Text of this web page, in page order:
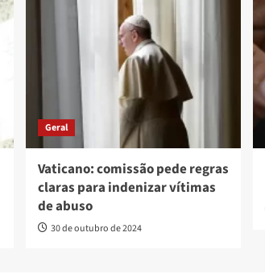
Geral
Vaticano: comissão pede regras
claras para indenizar vítimas
de abuso
30 de outubro de 2024